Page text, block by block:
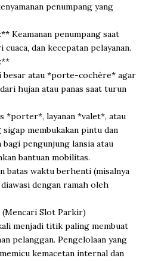
penumpang yang
Keamanan penumpang saat
dan kecepatan pelayanan.
besar atau *porte-cochère* agar
hujan atau panas saat turun
*porter*, layanan *valet*, atau
sigap membukakan pintu dan
pengunjung lansia atau
bantuan mobilitas.
batas waktu berhenti (misalnya
dengan ramah oleh
Slot Parkir)
menjadi titik paling membuat
pelanggan. Pengelolaan yang
kemacetan internal dan